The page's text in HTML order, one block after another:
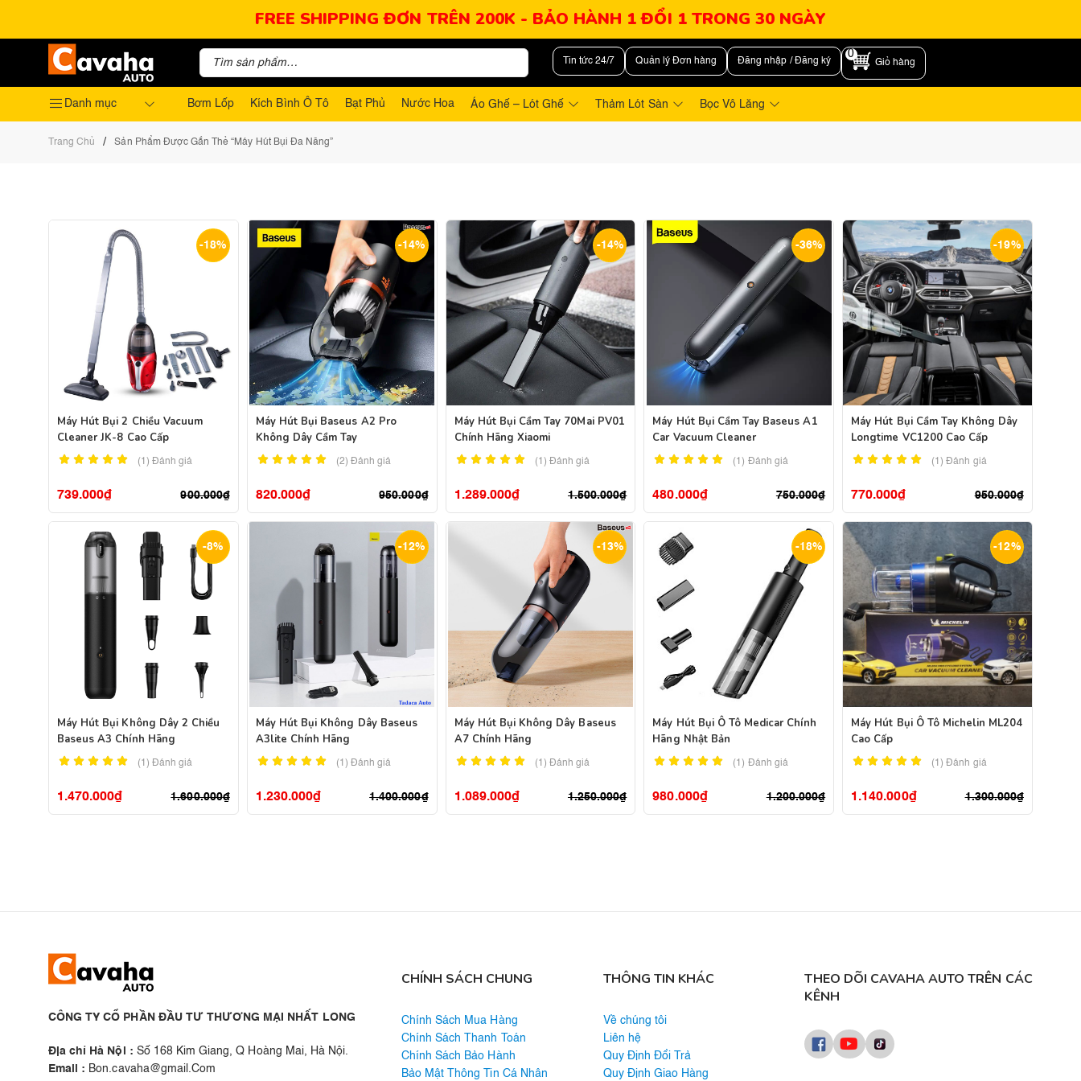
FREE SHIPPING ĐƠN TRÊN 200K - BẢO HÀNH 1 ĐỔI 1 TRONG 30 NGÀY
Tin tức 24/7 Quản lý Đơn hàng Đăng nhập / Đăng ký
0
Giỏ hàng
Danh mục Bơm Lốp Kích Bình Ô Tô Bạt Phủ Nước Hoa Áo Ghế – Lót Ghế Thảm Lót Sàn Bọc Vô Lăng
Trang Chủ / Sản Phẩm Được Gắn Thẻ “máy Hút Bụi Đa Năng”
-18%
Máy Hút Bụi 2 Chiều Vacuum
Cleaner JK-8 Cao Cấp
(1)Đánh giá
900.000₫
739.000₫
-14%
Máy Hút Bụi Baseus A2 Pro
Không Dây Cầm Tay
(2) Đánh giá
950.000₫
820.000₫
-14%
Máy Hút Bụi Cầm Tay 70Mai PV01
Chính Hãng Xiaomi
(1) Đánh giá
1.500.000₫
1.289.000₫
-36%
Máy Hút Bụi Cầm Tay Baseus A1
Car Vacuum Cleaner
(1) Đánh giá
750.000₫
480.000₫
-19%
Máy Hút Bụi Cầm Tay Không Dây
Longtime VC1200 Cao Cấp
(1)Đánh giá
950.000₫
770.000₫
-8%
Máy Hút Bụi Không Dây 2 Chiều
Baseus A3 Chính Hãng
(1)Đánh giá
1.600.000₫
1.470.000₫
-12%
Máy Hút Bụi Không Dây Baseus
A3lite Chính Hãng
(1) Đánh giá
1.400.000₫
1.230.000₫
-13%
Máy Hút Bụi Không Dây Baseus
A7 Chính Hãng
(1) Đánh giá
1.250.000₫
1.089.000₫
-18%
Máy Hút Bụi Ô Tô Medicar Chính
Hãng Nhật Bản
(1) Đánh giá
1.200.000₫
980.000₫
-12%
Máy Hút Bụi Ô Tô Michelin ML204
Cao Cấp
(1)Đánh giá
1.300.000₫
1.140.000₫
CÔNG TY CỔ PHẦN ĐẦU TƯ THƯƠNG MẠI NHẤT LONG
Địa chỉ Hà Nội : Số 168 Kim Giang, Q Hoàng Mai, Hà Nội.
Email : Bon.cavaha@gmail.Com
CHÍNH SÁCH CHUNG
Chính Sách Mua Hàng
Chính Sách Thanh Toán
Chính Sách Bảo Hành
Bảo Mật Thông Tin Cá Nhân
THÔNG TIN KHÁC
Về chúng tôi
Liên hệ
Quy Định Đổi Trả
Quy Định Giao Hàng
THEO DÕI CAVAHA AUTO TRÊN CÁC
KÊNH